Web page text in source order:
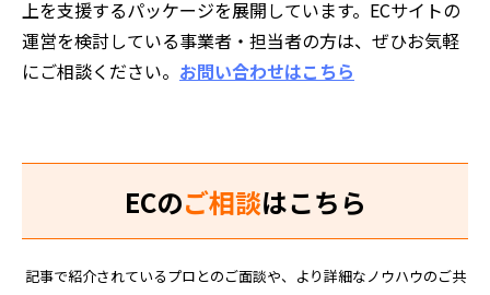
上を支援するパッケージを展開しています。ECサイトの
運営を検討している事業者・担当者の方は、ぜひお気軽
にご相談ください。 お問い合わせはこちら
ECのご相談はこちら
記事で紹介されているプロとのご面談や、より詳細なノウハウのご共